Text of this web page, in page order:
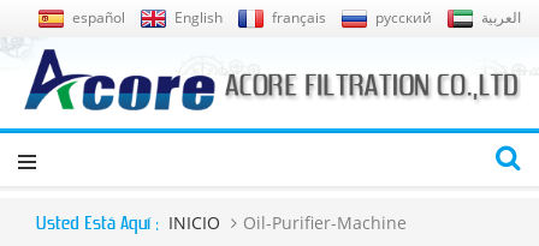
español English français русский العربية
Usted Está Aquí : INICIO Oil-Purifier-Machine